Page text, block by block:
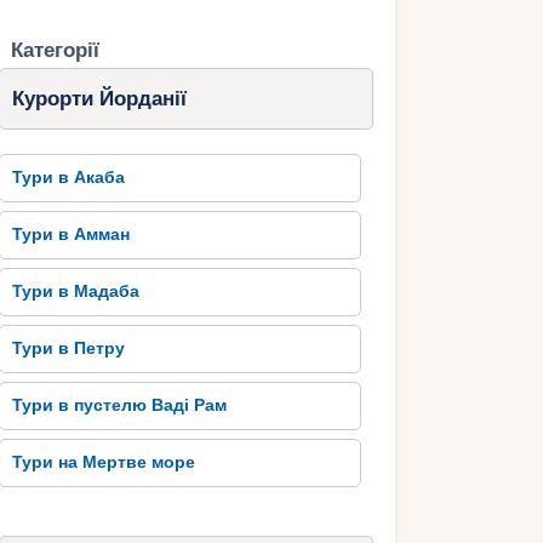
Категорії
Курорти Йорданії
Тури в Акаба
Тури в Амман
Тури в Мадаба
Тури в Петру
Тури в пустелю Ваді Рам
Тури на Мертве море